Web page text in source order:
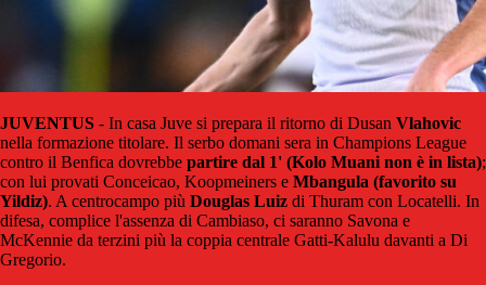
JUVENTUS - In casa Juve si prepara il ritorno di Dusan Vlahovic
nella formazione titolare. Il serbo domani sera in Champions League
contro il Benfica dovrebbe partire dal 1' (Kolo Muani non è in lista);
con lui provati Conceicao, Koopmeiners e Mbangula (favorito su
Yildiz). A centrocampo più Douglas Luiz di Thuram con Locatelli. In
difesa, complice l'assenza di Cambiaso, ci saranno Savona e
McKennie da terzini più la coppia centrale Gatti-Kalulu davanti a Di
Gregorio.